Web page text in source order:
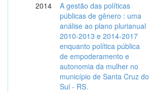
2014
A gestão das políticas
públicas de gênero : uma
análise ao plano plurianual
2010-2013 e 2014-2017
enquanto política pública
de empoderamento e
autonomia da mulher no
município de Santa Cruz do
Sul - RS.